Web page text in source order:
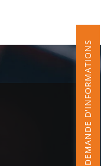
DEMANDE D'INFORMATIONS